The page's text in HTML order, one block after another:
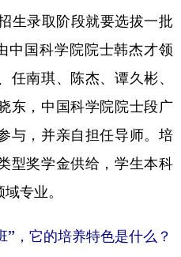
录取阶段就要选拔一批
中国科学院院士韩杰才领
南琪、陈杰、谭久彬、
东，中国科学院院士段广
与，并亲自担任导师。培
型奖学金供给，学生本科
专业。
，它的培养特色是什么？